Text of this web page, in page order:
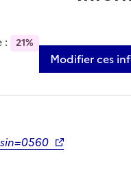
: 21%
Modifier ces